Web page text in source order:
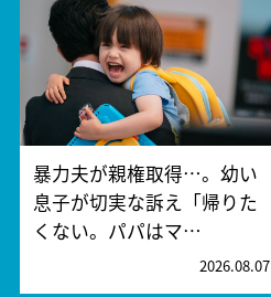
暴力夫が親権取得…。幼い
息子が切実な訴え「帰りた
くない。パパはマ…
2026.08.07